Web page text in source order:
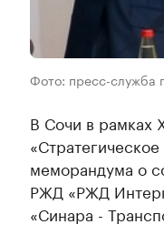
Фото: пресс-служба
В Сочи в рамках
меморандума о
РЖД «РЖД
«Синара -